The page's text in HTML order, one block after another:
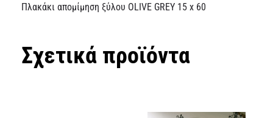
Πλακάκι απομίμηση ξύλου OLIVE GREY 15 x 60
Σχετικά προϊόντα